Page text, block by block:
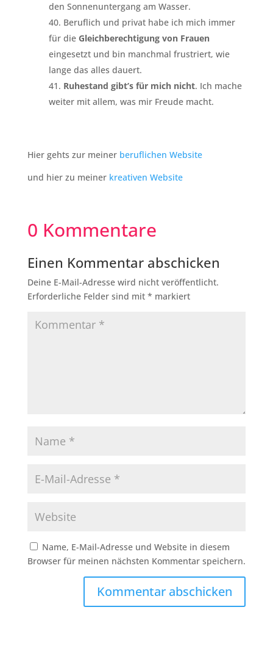
den Sonnenuntergang am Wasser.
Beruflich und privat habe ich mich immer
für die Gleichberechtigung von Frauen
eingesetzt und bin manchmal frustriert, wie
lange das alles dauert.
Ruhestand gibt’s für mich nicht. Ich mache
weiter mit allem, was mir Freude macht.
Hier gehts zur meiner beruflichen Website
und hier zu meiner kreativen Website
0 Kommentare
Einen Kommentar abschicken
Deine E-Mail-Adresse wird nicht veröffentlicht.
Erforderliche Felder sind mit * markiert
Name, E-Mail-Adresse und Website in diesem
Browser für meinen nächsten Kommentar speichern.
Kommentar abschicken